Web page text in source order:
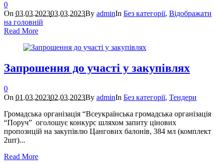
0
On 03.03.202303.03.2023By adminIn Без категорії, Відображати
на головній
Read More
Запрошення до участі у закупівлях
0
On 01.03.202302.03.2023By adminIn Без категорії, Тендери
Громадська організація “Всеукраїнська громадська організація
“Поруч” оголошує конкурс шляхом запиту цінових
пропозицій на закупівлю Цангових балонів, 384 мл (комплект
2шт)...
Read More